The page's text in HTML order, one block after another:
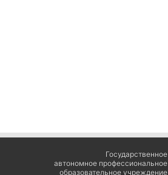
Государственное
автономное профессиональное
образовательное учреждение